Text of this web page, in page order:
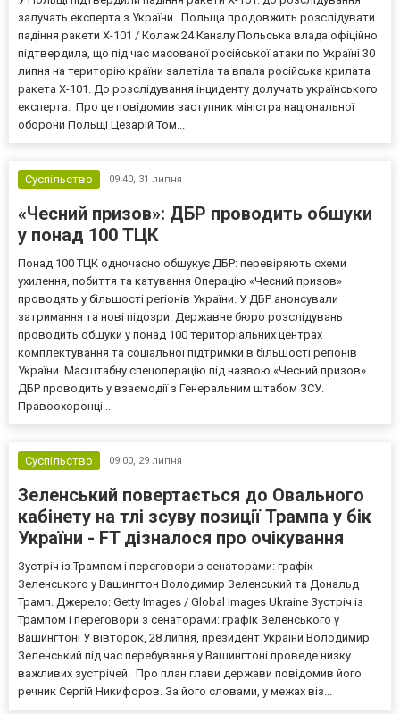
залучать експерта з України Польща продовжить розслідувати
падіння ракети Х-101 / Колаж 24 Каналу Польська влада офіційно
підтвердила, що під час масованої російської атаки по Україні 30
липня на територію країни залетіла та впала російська крилата
ракета Х-101. До розслідування інциденту долучать українського
експерта. Про це повідомив заступник міністра національної
оборони Польщі Цезарій Том...
Суспільство 09:40, 31 липня
«Чесний призов»: ДБР проводить обшуки
у понад 100 ТЦК
Понад 100 ТЦК одночасно обшукує ДБР: перевіряють схеми
ухилення, побиття та катування Операцію «Чесний призов»
проводять у більшості регіонів України. У ДБР анонсували
затримання та нові підозри. Державне бюро розслідувань
проводить обшуки у понад 100 територіальних центрах
комплектування та соціальної підтримки в більшості регіонів
України. Масштабну спецоперацію під назвою «Чесний призов»
ДБР проводить у взаємодії з Генеральним штабом ЗСУ.
Правоохоронці...
Суспільство 09:00, 29 липня
Зеленський повертається до Овального
кабінету на тлі зсуву позиції Трампа у бік
України - FT дізналося про очікування
Зустріч із Трампом і переговори з сенаторами: графік
Зеленського у Вашингтон Володимир Зеленський та Дональд
Трамп. Джерело: Getty Images / Global Images Ukraine Зустріч із
Трампом і переговори з сенаторами: графік Зеленського у
Вашингтоні У вівторок, 28 липня, президент України Володимир
Зеленський під час перебування у Вашингтоні проведе низку
важливих зустрічей. Про план глави держави повідомив його
речник Сергій Никифоров. За його словами, у межах віз...